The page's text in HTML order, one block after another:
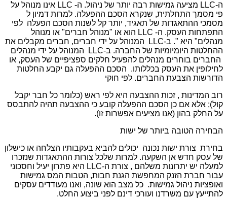
ה-LLC מציעה גמישות רבה יותר של ניהול. ה- LLC אינו מנוהל על
פי מסמך התחלתית, שנקרא הסכם ההפעלה. למרות דמיון ל
מסמכי ההתאגדות של תאגיד, יותר קל לשנות הסכם הפעלה לפי
התפתחות העסק. ה- LLC הוא או "מנוהל חברים" או מנוהל
מנהלים" היא ". ב-LLC המנוהל על ידי חברים, חברים מקבלים את
ההחלטות היומיומיות של החברה. ב-LLC המנוהל על ידי מנהלים
החברים בוחרים מנהלים להפעיל חלקים ספציפיים של העסק, או
לחילופין את העסק בכללותו. הסכם ההפעלה גם יקבע החלטות
הדורשות הצבעת החברים. לפי חוקי
רוב המדינות , זכות ההצבעה היא לפי ראש (כלומר כל חבר יקבל
קול); אלא אם כן הסכם ההפעלה קובע כי ההצבעה תהיה להתבסס
על החלק בהון (אנו מציעים אפשרות זו).
הבחירה הטובה ביותר של ישות
בחירת צורת ישות נכונה יכולים להביא בעקבותיו הצלחה או כישלון
של עסק חדש אן השקעה. למרות שלכל צורות ההתאגדות שנזכרו
למעלה יש יתרונות משלהם , צורת ה-LLC היא פתרון יעיל וחסכוני
עבור חברת הזנק המחפשת הגנת חבות, הטבות המס גמישות
ואופציות ניהול גמישות. כל מצב הוא שונה, ואנו מעודדים עסקים
להתייעץ עם משרדנו ועורכי דינם לפני ביצוע החלט.